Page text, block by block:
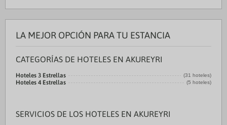
LA MEJOR OPCIÓN PARA TU ESTANCIA
CATEGORÍAS DE HOTELES EN AKUREYRI
Hoteles 3 Estrellas (31 hoteles)
Hoteles 4 Estrellas (5 hoteles)
SERVICIOS DE LOS HOTELES EN AKUREYRI